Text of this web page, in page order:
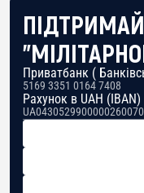
Приватбанк (
5169 3351 0164 7408
Рахунок в UAH (IBAN)